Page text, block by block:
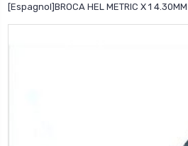
[Espagnol]BROCA HEL METRIC X 1 4.30MM